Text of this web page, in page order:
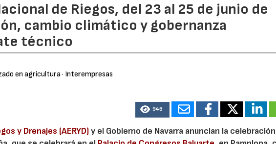
de Riegos, del 23 al 25 de junio de
cambio climático y gobernanza
técnico
en agricultura· Interempresas
946
y Drenajes (AERYD)y el Gobierno de Navarra anuncian la